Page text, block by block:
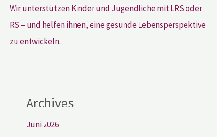
Wir unterstützen Kinder und Jugendliche mit LRS oder
RS – und helfen ihnen, eine gesunde Lebensperspektive
zu entwickeln.
Archives
Juni 2026